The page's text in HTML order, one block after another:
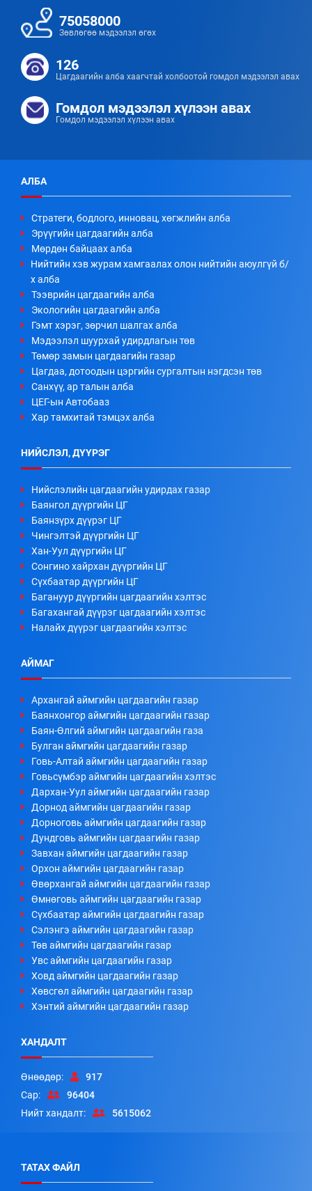
75058000
Зөвлөгөө мэдээлэл өгөх
126
Цагдаагийн алба хаагчтай холбоотой гомдол мэдээлэл авах
Гомдол мэдээлэл хүлээн авах
Гомдол мэдээлэл хүлээн авах
АЛБА
Стратеги, бодлого, инновац, хөгжлийн алба
Эрүүгийн цагдаагийн алба
Мөрдөн байцаах алба
Нийтийн хэв журам хамгаалах олон нийтийн аюулгүй б/
х алба
Тээврийн цагдаагийн алба
Экологийн цагдаагийн алба
Гэмт хэрэг, зөрчил шалгах алба
Мэдээлэл шуурхай удирдлагын төв
Төмөр замын цагдаагийн газар
Цагдаа, дотоодын цэргийн сургалтын нэгдсэн төв
Санхүү, ар талын алба
ЦЕГ-ын Автобааз
Хар тамхитай тэмцэх алба
НИЙСЛЭЛ, ДҮҮРЭГ
Нийслэлийн цагдаагийн удирдах газар
Баянгол дүүргийн ЦГ
Баянзүрх дүүрэг ЦГ
Чингэлтэй дүүргийн ЦГ
Хан-Уул дүүргийн ЦГ
Сонгино хайрхан дүүргийн ЦГ
Сүхбаатар дүүргийн ЦГ
Багануур дүүргийн цагдаагийн хэлтэс
Багахангай дүүрэг цагдаагийн хэлтэс
Налайх дүүрэг цагдаагийн хэлтэс
АЙМАГ
Архангай аймгийн цагдаагийн газар
Баянхонгор аймгийн цагдаагийн газар
Баян-Өлгий аймгийн цагдаагийн газа
Булган аймгийн цагдаагийн газар
Говь-Алтай аймгийн цагдаагийн газар
Говьсүмбэр аймгийн цагдаагийн хэлтэс
Дархан-Уул аймгийн цагдаагийн газар
Дорнод аймгийн цагдаагийн газар
Дорноговь аймгийн цагдаагийн газар
Дундговь аймгийн цагдаагийн газар
Завхан аймгийн цагдаагийн газар
Орхон аймгийн цагдаагийн газар
Өвөрхангай аймгийн цагдаагийн газар
Өмнөговь аймгийн цагдаагийн газар
Сүхбаатар аймгийн цагдаагийн газар
Сэлэнгэ аймгийн цагдаагийн газар
Төв аймгийн цагдаагийн газар
Увс аймгийн цагдаагийн газар
Ховд аймгийн цагдаагийн газар
Хөвсгөл аймгийн цагдаагийн газар
Хэнтий аймгийн цагдаагийн газар
ХАНДАЛТ
Өнөөдөр:
917
Сар:
96404
Нийт хандалт:
5615062
ТАТАХ ФАЙЛ